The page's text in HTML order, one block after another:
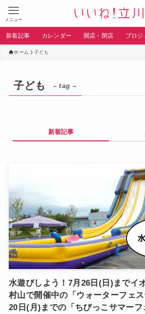
メニュー
新着記事 カレンダー 開店・閉店 プロジ
ホーム 子ども
子ども – tag –
新着記事
水遊びしよう！7月26日(日)までイ
村山で開催中の「ウォーターフェ
20日(月)までの「ちびっこサマー